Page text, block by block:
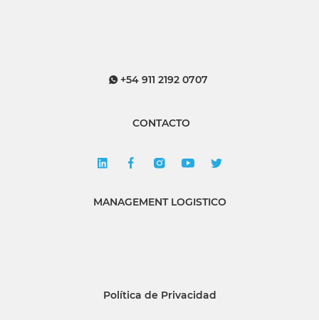
+54 911 2192 0707
CONTACTO
MANAGEMENT LOGISTICO
Política de Privacidad